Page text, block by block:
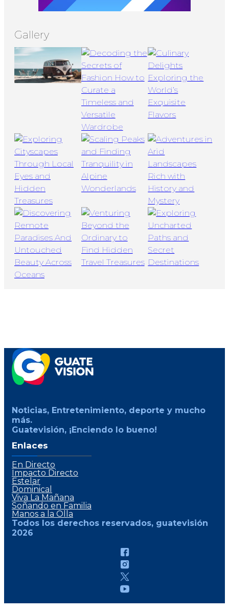
Gallery
Noticias, Entretenimiento, deporte y mucho
más.
Guatevisión, ¡Enciendo lo bueno!
Enlaces
En Directo
Impacto Directo
Estelar
Dominical
Viva La Mañana
Soñando en Familia
Manos a la Olla
Todos los derechos reservados, guatevisión
2026